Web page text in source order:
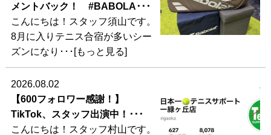
メントバック！ #BABOLA･･･
こんにちは！スタッフ須山です。
8月に入りテニス合宿が多いシー
ズンになり･･･[もっと見る]
2026.08.02
【600フォロワー感謝！】
TikTok、スタッフ出演中！･･･
こんにちは！スタッフ村山です。